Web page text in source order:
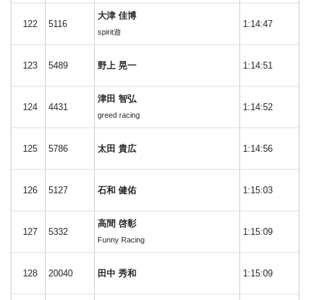
122 5116
大津 佳博
spirit遊
1:14:47
123 5489 野上 晃一 1:14:51
124 4431
津田 智弘
greed racing
1:14:52
125 5786 太田 貴広 1:14:56
126 5127 石和 健佑 1:15:03
127 5332
高間 啓彰
Funny Racing
1:15:09
128 20040 田中 秀和 1:15:09